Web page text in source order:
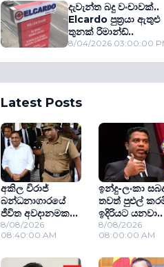
දැවැන්ත බදු වංචාවක්..
Elcardo පුත‍්‍රයා ඇතුළු
තුනක් රිමාන්ඩ්..
8/04/2026 03:00:00
Latest Posts
අකිල විරාජ්
බන්ධනාගාරයේ
ජීවිත අවදානමක...
8/08/2026
08:40:00 AM
ඉන්දු-ලංකා
තවත් පුළුල්
ඉදිරියට යනවා..
8/08/2026
08:00:00 AM